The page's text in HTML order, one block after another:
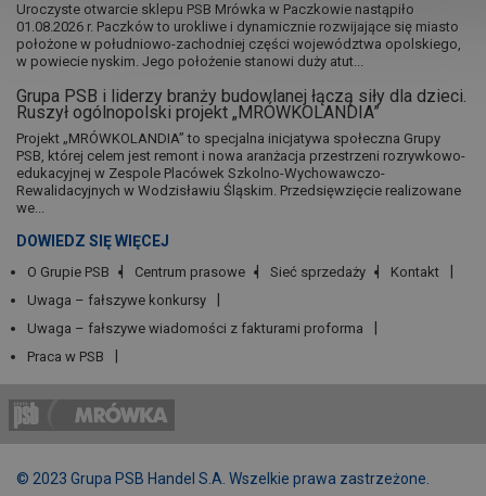
Uroczyste otwarcie sklepu PSB Mrówka w Paczkowie nastąpiło
01.08.2026 r. Paczków to urokliwe i dynamicznie rozwijające się miasto
położone w południowo-zachodniej części województwa opolskiego,
w powiecie nyskim. Jego położenie stanowi duży atut...
Grupa PSB i liderzy branży budowlanej łączą siły dla dzieci.
Ruszył ogólnopolski projekt „MRÓWKOLANDIA”
Projekt „MRÓWKOLANDIA” to specjalna inicjatywa społeczna Grupy
PSB, której celem jest remont i nowa aranżacja przestrzeni rozrywkowo-
edukacyjnej w Zespole Placówek Szkolno-Wychowawczo-
Rewalidacyjnych w Wodzisławiu Śląskim. Przedsięwzięcie realizowane
we...
DOWIEDZ SIĘ WIĘCEJ
O Grupie PSB Centrum prasowe Sieć sprzedaży
Kontakt
Uwaga – fałszywe konkursy
Uwaga – fałszywe wiadomości z fakturami proforma
Praca w PSB
© 2023 Grupa PSB Handel S.A. Wszelkie prawa zastrzeżone.